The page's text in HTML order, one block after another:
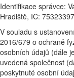
Identifikace správce:
Hradiště, IČ:
V souladu s
2016/679 o ochraně
osobních údajů (dále
uvedená společnost
poskytnuté osobní